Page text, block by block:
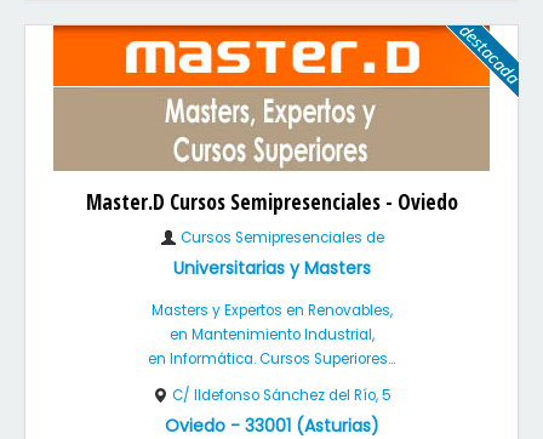
Master.D Cursos Semipresenciales - Oviedo
Cursos Semipresenciales de
Universitarias y Masters
Masters y Expertos en Renovables,
en Mantenimiento Industrial,
en Informática. Cursos Superiores...
C/ Ildefonso Sánchez del Río, 5
Oviedo- 33001(Asturias)